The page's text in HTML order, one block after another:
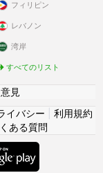
フィリピン
レバノン
湾岸
すべてのリスト
意見
イバシー
利用規約
ある質問